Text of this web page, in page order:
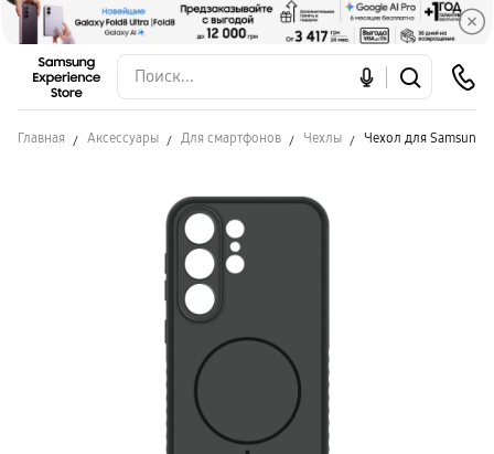
Главная Аксессуары Для смартфонов Чехлы Чехол для Samsung